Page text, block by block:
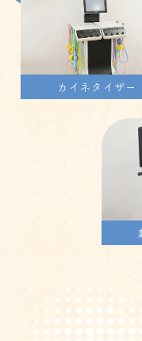
カイネタイザー